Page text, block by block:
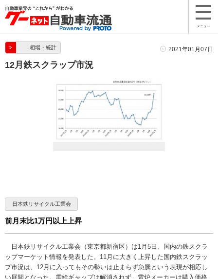
メニュー
相場・統計 2021年01月07日
12月鉄スクラップ市況
日本鉄リサイクル工業会
前月末比1万円以上上昇
日本鉄リサイクル工業会（東京都新宿区）は1月5日、国内の鉄スクラ
ップマーケット情報を発表した。11月に大きく上昇した国内鉄スクラッ
プ市況は、12月に入ってもその勢いは止まらず急騰という表現が相応し
い展開となった。需給ギャップは解消されず、電炉メーカーは購入価格